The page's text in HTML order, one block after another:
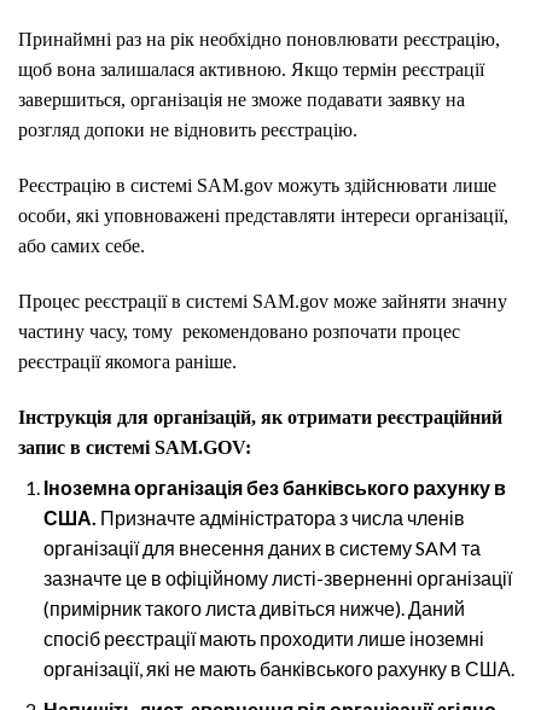
Принаймні раз на рік необхідно поновлювати реєстрацію,
щоб вона залишалася активною. Якщо термін реєстрації
завершиться, організація не зможе подавати заявку на
розгляд допоки не відновить реєстрацію.
Реєстрацію в системі SAM.gov можуть здійснювати лише
особи, які уповноважені представляти інтереси організації,
або самих себе.
Процес реєстрації в системі SAM.gov може зайняти значну
частину часу, тому рекомендовано розпочати процес
реєстрації якомога раніше.
Інструкція для організацій, як отримати реєстраційний
запис в системі SAM.GOV:
Іноземна організаціябезбанківського рахунку в
США. Призначте адміністратора з числа членів
організації для внесення даних в систему SAM та
зазначте це в офіційному листі-зверненні організації
(примірник такого листа дивіться нижче). Даний
спосіб реєстрації мають проходити лише іноземні
організації, які не мають банківського рахунку в США.